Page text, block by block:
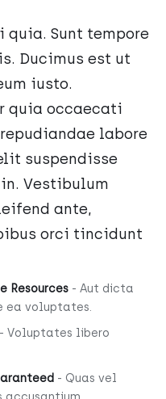
quia. Sunt tempore
Ducimus est ut
iusto.
quia occaecati
labore
suspendisse
Vestibulum
ante,
orci tincidunt
Resources- Aut dicta
ea voluptates.
Voluptates libero
- Quas vel